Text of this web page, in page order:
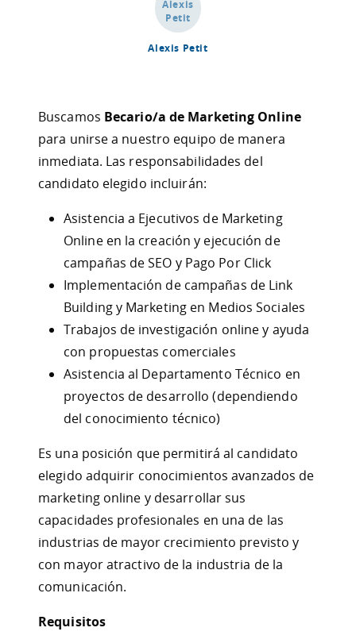
Alexis Petit
Buscamos Becario/a de Marketing Online
para unirse a nuestro equipo de manera
inmediata. Las responsabilidades del
candidato elegido incluirán:
Asistencia a Ejecutivos de Marketing
Online en la creación y ejecución de
campañas de SEO y Pago Por Click
Implementación de campañas de Link
Building y Marketing en Medios Sociales
Trabajos de investigación online y ayuda
con propuestas comerciales
Asistencia al Departamento Técnico en
proyectos de desarrollo (dependiendo
del conocimiento técnico)
Es una posición que permitirá al candidato
elegido adquirir conocimientos avanzados de
marketing online y desarrollar sus
capacidades profesionales en una de las
industrias de mayor crecimiento previsto y
con mayor atractivo de la industria de la
comunicación.
Requisitos